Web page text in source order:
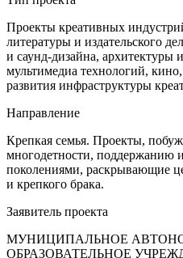
Проекты креативных
литературы и издательского
и саунд-дизайна, архитектуры
мультимедиа технологий,
развития инфраструктуры
Направление
Крепкая семья. Проекты,
многодетности, поддержанию
поколениями, раскрывающие
и крепкого брака.
Заявитель проекта
МУНИЦИПАЛЬНОЕ
ОБРАЗОВАТЕЛЬНОЕ